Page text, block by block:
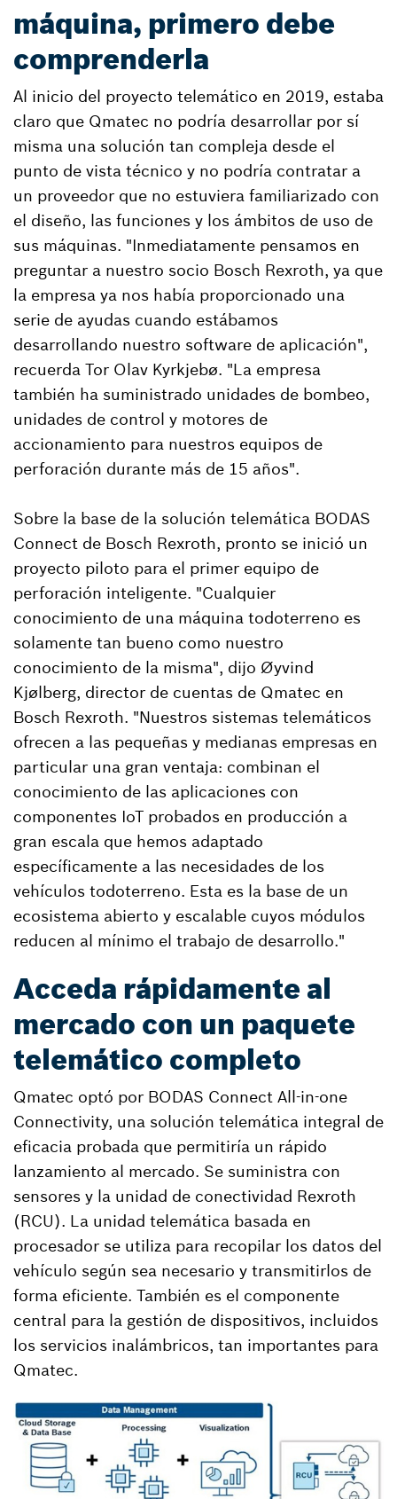
máquina, primero debe
comprenderla
Al inicio del proyecto telemático en 2019, estaba
claro que Qmatec no podría desarrollar por sí
misma una solución tan compleja desde el
punto de vista técnico y no podría contratar a
un proveedor que no estuviera familiarizado con
el diseño, las funciones y los ámbitos de uso de
sus máquinas. "Inmediatamente pensamos en
preguntar a nuestro socio Bosch Rexroth, ya que
la empresa ya nos había proporcionado una
serie de ayudas cuando estábamos
desarrollando nuestro software de aplicación",
recuerda Tor Olav Kyrkjebø. "La empresa
también ha suministrado unidades de bombeo,
unidades de control y motores de
accionamiento para nuestros equipos de
perforación durante más de 15 años".
Sobre la base de la solución telemática BODAS
Connect de Bosch Rexroth, pronto se inició un
proyecto piloto para el primer equipo de
perforación inteligente. "Cualquier
conocimiento de una máquina todoterreno es
solamente tan bueno como nuestro
conocimiento de la misma", dijo Øyvind
Kjølberg, director de cuentas de Qmatec en
Bosch Rexroth. "Nuestros sistemas telemáticos
ofrecen a las pequeñas y medianas empresas en
particular una gran ventaja: combinan el
conocimiento de las aplicaciones con
componentes IoT probados en producción a
gran escala que hemos adaptado
específicamente a las necesidades de los
vehículos todoterreno. Esta es la base de un
ecosistema abierto y escalable cuyos módulos
reducen al mínimo el trabajo de desarrollo."
Acceda rápidamente al
mercado con un paquete
telemático completo
Qmatec optó por BODAS Connect All-in-one
Connectivity, una solución telemática integral de
eficacia probada que permitiría un rápido
lanzamiento al mercado. Se suministra con
sensores y la unidad de conectividad Rexroth
(RCU). La unidad telemática basada en
procesador se utiliza para recopilar los datos del
vehículo según sea necesario y transmitirlos de
forma eficiente. También es el componente
central para la gestión de dispositivos, incluidos
los servicios inalámbricos, tan importantes para
Qmatec.